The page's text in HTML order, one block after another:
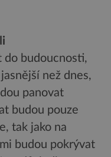
do budoucnosti,
než dnes,
panovat
budou pouze
tak jako na
budou pokrývat